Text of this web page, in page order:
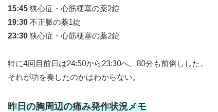
15:45 狭心症・心筋梗塞の薬2錠
19:30 不正脈の薬1錠
23:30 狭心症・心筋梗塞の薬2錠
特に4回目前日は24:50から23:30へ、80分も前倒しした。
それが功を奏したのかはわからない。
昨日の胸周辺の痛み発作状況メモ